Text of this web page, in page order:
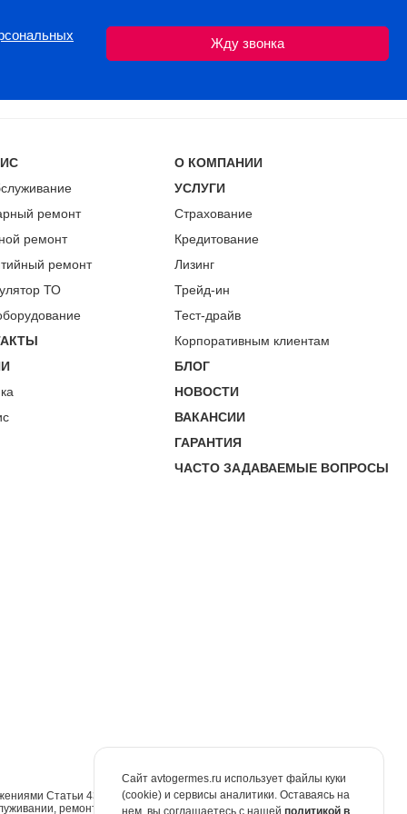
ремонт
ремонт
ремонт
ТО
О КОМПАНИИ
УСЛУГИ
Страхование
Кредитование
Лизинг
Трейд-ин
Тест-драйв
Корпоративным клиентам
БЛОГ
НОВОСТИ
ВАКАНСИИ
ГАРАНТИЯ
ЧАСТО ЗАДАВАЕМЫЕ ВОПРОСЫ
Статьи 437 Гражданского кодекса Российской Федерации. Для
ремонте и запасных частях обращайтесь в автосалоны
Сайт avtogermes.ru использует файлы куки
(cookie) и сервисы аналитики. Оставаясь на
нем, вы соглашаетесь с нашей политикой в